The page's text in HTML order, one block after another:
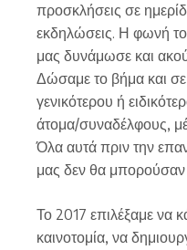
προσκλήσεις σε
εκδηλώσεις. Η φωνή
μας δυνάμωσε και
Δώσαμε το βήμα και
γενικότερου ή
άτομα/συναδέλφους,
Όλα αυτά πριν την
μας δεν θα
Το 2017 επιλέξαμε να
καινοτομία, να